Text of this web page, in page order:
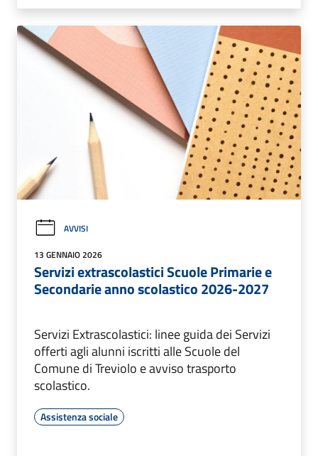
AVVISI
13 GENNAIO 2026
Servizi extrascolastici Scuole Primarie e
Secondarie anno scolastico 2026-2027
Servizi Extrascolastici: linee guida dei Servizi
offerti agli alunni iscritti alle Scuole del
Comune di Treviolo e avviso trasporto
scolastico.
Assistenza sociale